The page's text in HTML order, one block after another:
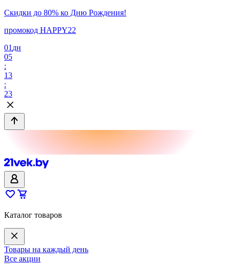
Скидки до 80% ко Дню Рождения!
промокод HAPPY22
01 дн
05
:
13
:
23
Каталог товаров
Товары на каждый день
Все акции